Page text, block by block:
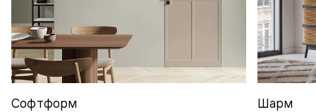
Софтформ Шарм